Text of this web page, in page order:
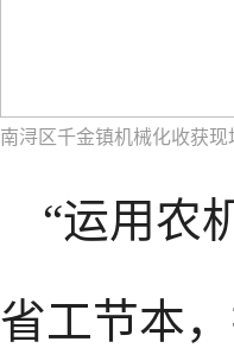
南浔区千金镇机械化收获现
“运用农
省工节本